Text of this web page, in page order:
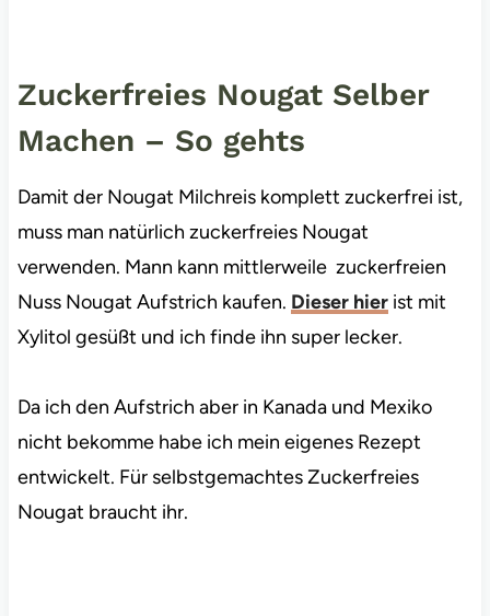
Zuckerfreies Nougat Selber
Machen – So gehts
Damit der Nougat Milchreis komplett zuckerfrei ist,
muss man natürlich zuckerfreies Nougat
verwenden. Mann kann mittlerweile zuckerfreien
Nuss Nougat Aufstrich kaufen. Dieser hierist mit
Xylitol gesüßt und ich finde ihn super lecker.
Da ich den Aufstrich aber in Kanada und Mexiko
nicht bekomme habe ich mein eigenes Rezept
entwickelt. Für selbstgemachtes Zuckerfreies
Nougat braucht ihr.